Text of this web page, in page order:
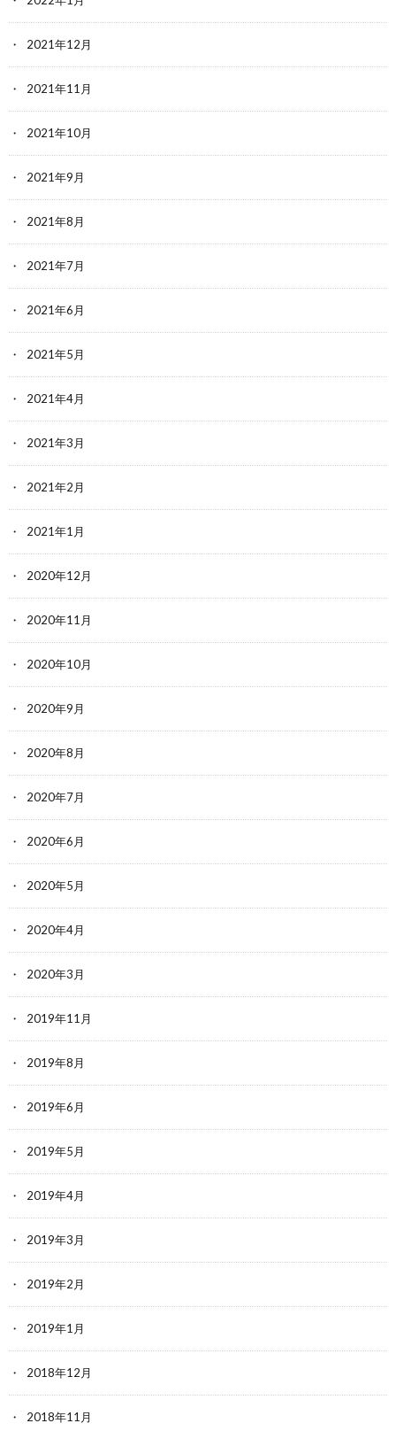
2021年12月
2021年11月
2021年10月
2021年9月
2021年8月
2021年7月
2021年6月
2021年5月
2021年4月
2021年3月
2021年2月
2021年1月
2020年12月
2020年11月
2020年10月
2020年9月
2020年8月
2020年7月
2020年6月
2020年5月
2020年4月
2020年3月
2019年11月
2019年8月
2019年6月
2019年5月
2019年4月
2019年3月
2019年2月
2019年1月
2018年12月
2018年11月